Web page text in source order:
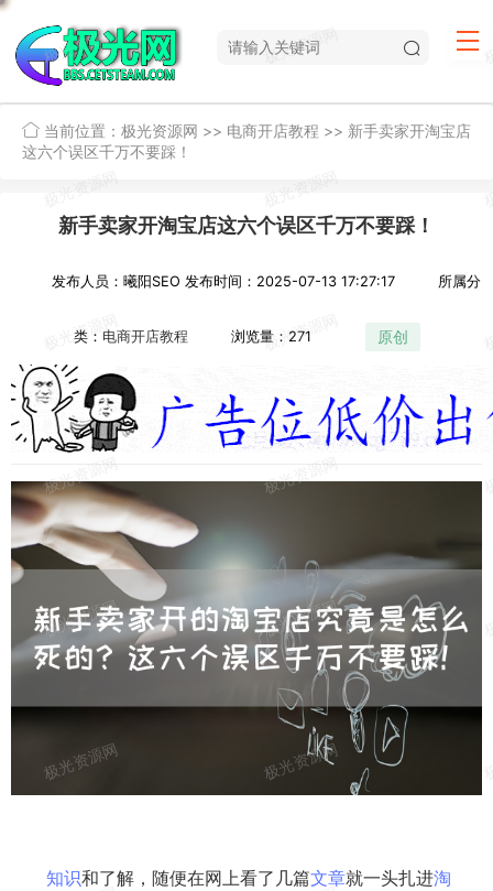
当前位置： 极光资源网 >> 电商开店教程 >> 新手卖家开淘宝店
这六个误区千万不要踩！
新手卖家开淘宝店这六个误区千万不要踩！
发布人员：曦阳SEO 发布时间：2025-07-13 17:27:17 所属分
类： 电商开店教程 浏览量：271 原创
知识和了解，随便在网上看了几篇文章就一头扎进淘